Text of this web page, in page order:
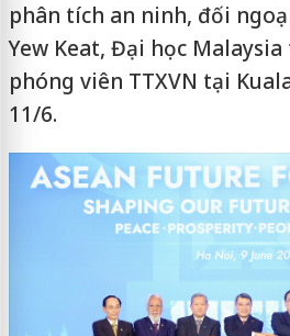
phân tích an ninh, đối
Yew Keat, Đại học
phóng viên TTXVN tại
11/6.